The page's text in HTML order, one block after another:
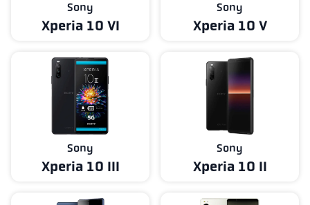
Sony
Xperia 10 VI
Sony
Xperia 10 V
Sony
Xperia 10 III
Sony
Xperia 10 II